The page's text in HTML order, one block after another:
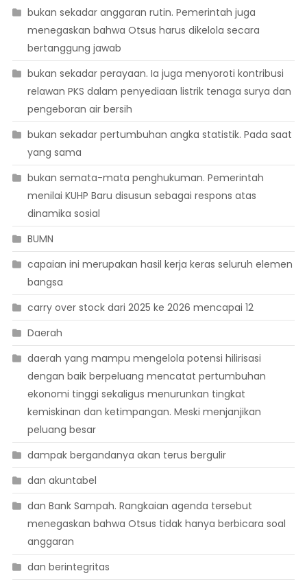
bukan sekadar anggaran rutin. Pemerintah juga
menegaskan bahwa Otsus harus dikelola secara
bertanggung jawab
bukan sekadar perayaan. Ia juga menyoroti kontribusi
relawan PKS dalam penyediaan listrik tenaga surya dan
pengeboran air bersih
bukan sekadar pertumbuhan angka statistik. Pada saat
yang sama
bukan semata-mata penghukuman. Pemerintah
menilai KUHP Baru disusun sebagai respons atas
dinamika sosial
BUMN
capaian ini merupakan hasil kerja keras seluruh elemen
bangsa
carry over stock dari 2025 ke 2026 mencapai 12
Daerah
daerah yang mampu mengelola potensi hilirisasi
dengan baik berpeluang mencatat pertumbuhan
ekonomi tinggi sekaligus menurunkan tingkat
kemiskinan dan ketimpangan. Meski menjanjikan
peluang besar
dampak bergandanya akan terus bergulir
dan akuntabel
dan Bank Sampah. Rangkaian agenda tersebut
menegaskan bahwa Otsus tidak hanya berbicara soal
anggaran
dan berintegritas